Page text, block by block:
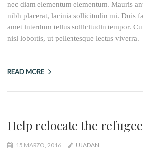
nec diam elementum elementum. Mauris
nibh placerat, lacinia sollicitudin mi. Duis
amet interdum tellus sollicitudin tempor.
nisl lobortis, ut pellentesque lectus viverra.
READ MORE
Help relocate the
15 MARZO, 2016 UJADAN